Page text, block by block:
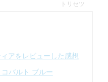
トリセツ
アをレビューした感想
コバルト ブルー